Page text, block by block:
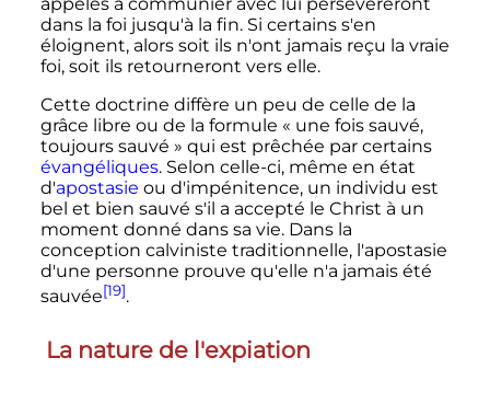
dans la foi jusqu'à la fin. Si certains s'en
éloignent, alors soit ils n'ont jamais reçu la vraie
foi, soit ils retourneront vers elle.
Cette doctrine diffère un peu de celle de la
grâce libre ou de la formule « une fois sauvé,
toujours sauvé » qui est prêchée par certains
évangéliques. Selon celle-ci, même en état
d'apostasie ou d'impénitence, un individu est
bel et bien sauvé s'il a accepté le Christ à un
moment donné dans sa vie. Dans la
conception calviniste traditionnelle, l'apostasie
d'une personne prouve qu'elle n'a jamais été
sauvée[19].
La nature de l'expiation